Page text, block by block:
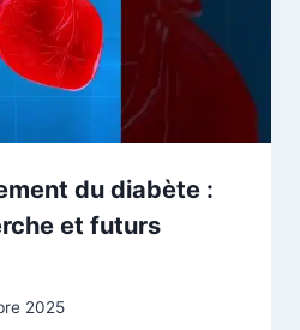
du diabète :
et futurs
2025